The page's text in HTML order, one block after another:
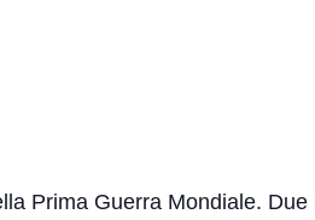
Prima Guerra Mondiale. Due